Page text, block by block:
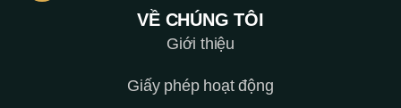
VỀ CHÚNG TÔI
Giới thiệu
Giấy phép hoạt động